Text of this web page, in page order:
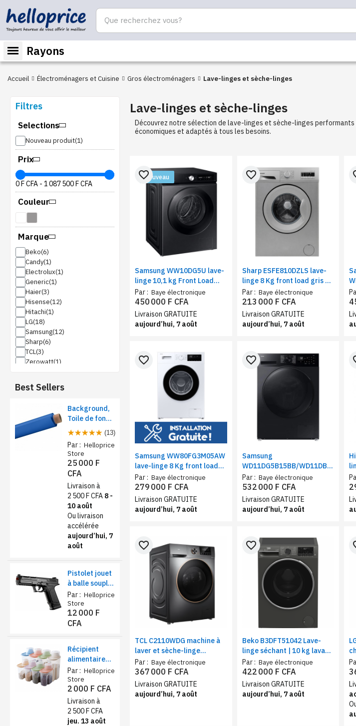
Rayons
Accueil Électroménagers et Cuisine Gros électroménagers Lave-linges et sèche-linges
Filtres
Selections
Nouveau produit
Prix
0 F CFA - 1 087 500 F CFA
Couleur
Marque
Beko
Candy
Electrolux
Generic
Haier
Hisense
Hitachi
LG
Samsung
Sharp
TCL
Zerowatt
Best Sellers
Background,
Toile de fond
papier pour
studio photo -
Rose foncé
(13)
Par : Helloprice
Store
25 000 F
CFA
Livraison à
2 500 F CFA 8 -
10 août
Ou livraison
accélérée
aujourd’hui, 7
août
Pistolet jouet
à balle souple
sécurisé –
Éjection de
coquilles et
chargeur
Par : Helloprice
Store
12 000 F
CFA
Récipient
alimentaire
de stockage
1,9L – farine,
sucre et thé
Par : Helloprice
Store
2 000 F CFA
Livraison à
2 500 F CFA
jeu. 13 août
Lave-linges et sèche-linges
Découvrez notre sélection de lave-linges et sèche-linges
économiques et adaptés à tous les besoins.
Nouveau
Samsung WW10DG5U lave-
linge 10,1 kg Front Load
noir – Machine à Laver
chargement frontal, Wi-Fi
AI Ecobubble
Par : Baye électronique
favorite_border
450 000 F CFA
Livraison GRATUITE
aujourd’hui, 7 août
Sharp ESFE810DZLS lave-
linge 8 Kg front load gris –
Machine à laver 1000 tr/min
A++ lavage rapide verrou
enfant
Par : Baye électronique
favorite_border
213 000 F CFA
Livraison GRATUITE
aujourd’hui, 7 août
Samsung WW80FG3M05AW
lave-linge 8 Kg front load
1400 tr/min | Machine à
laver classe A moteur
inverter avec programme
vapeur
Par : Baye électronique
favorite_border
279 000 F CFA
Livraison GRATUITE
aujourd’hui, 7 août
Samsung
WD11DG5B15BB/WD11DB7B85GB,
lave-linge 11Kg, sèche-
linge 6Kg |Classe D, WiFi,
smartThings connecté
Par : Baye électronique
favorite_border
532 000 F CFA
Livraison GRATUITE
aujourd’hui, 7 août
TCL C2110WDG machine à
laver et sèche-linge
11KG/7KG inverter gris –
lave-linge séchant grande
capacité, économie
d’énergie
Par : Baye électronique
favorite_border
367 000 F CFA
Livraison GRATUITE
aujourd’hui, 7 août
Beko B3DFT51042 Lave-
linge séchant | 10 kg lavage
/ 7 kg séchage | Moteur
Inverter
Par : Baye électronique
favorite_border
422 000 F CFA
Livraison GRATUITE
aujourd’hui, 7 août